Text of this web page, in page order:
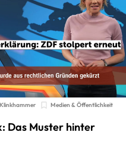
Medien & Öffentlichkeit
Das Muster hinter